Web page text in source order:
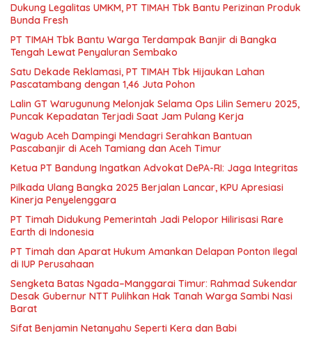
Dukung Legalitas UMKM, PT TIMAH Tbk Bantu Perizinan Produk
Bunda Fresh
PT TIMAH Tbk Bantu Warga Terdampak Banjir di Bangka
Tengah Lewat Penyaluran Sembako
Satu Dekade Reklamasi, PT TIMAH Tbk Hijaukan Lahan
Pascatambang dengan 1,46 Juta Pohon
Lalin GT Warugunung Melonjak Selama Ops Lilin Semeru 2025,
Puncak Kepadatan Terjadi Saat Jam Pulang Kerja
Wagub Aceh Dampingi Mendagri Serahkan Bantuan
Pascabanjir di Aceh Tamiang dan Aceh Timur
Ketua PT Bandung Ingatkan Advokat DePA-RI: Jaga Integritas
Pilkada Ulang Bangka 2025 Berjalan Lancar, KPU Apresiasi
Kinerja Penyelenggara
PT Timah Didukung Pemerintah Jadi Pelopor Hilirisasi Rare
Earth di Indonesia
PT Timah dan Aparat Hukum Amankan Delapan Ponton Ilegal
di IUP Perusahaan
Sengketa Batas Ngada–Manggarai Timur: Rahmad Sukendar
Desak Gubernur NTT Pulihkan Hak Tanah Warga Sambi Nasi
Barat
Sifat Benjamin Netanyahu Seperti Kera dan Babi